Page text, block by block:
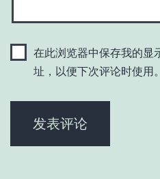
在此浏览器中保存我的显
址，以便下次评论时使用。